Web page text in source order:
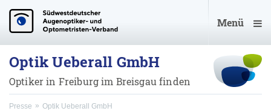
Menü
Optik Ueberall GmbH
Optiker in Freiburg im Breisgau finden
Presse Optik Ueberall GmbH